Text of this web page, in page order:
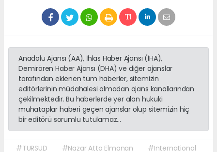
Anadolu Ajansı (AA), İhlas Haber Ajansı (İHA),
Demirören Haber Ajansı (DHA) ve diğer ajanslar
tarafından eklenen tüm haberler, sitemizin
editörlerinin müdahalesi olmadan ajans kanallarından
çekilmektedir. Bu haberlerde yer alan hukuki
muhataplar haberi geçen ajanslar olup sitemizin hiç
bir editörü sorumlu tutulamaz...
#TURSUD #Nazar Atta Elmanan
#International